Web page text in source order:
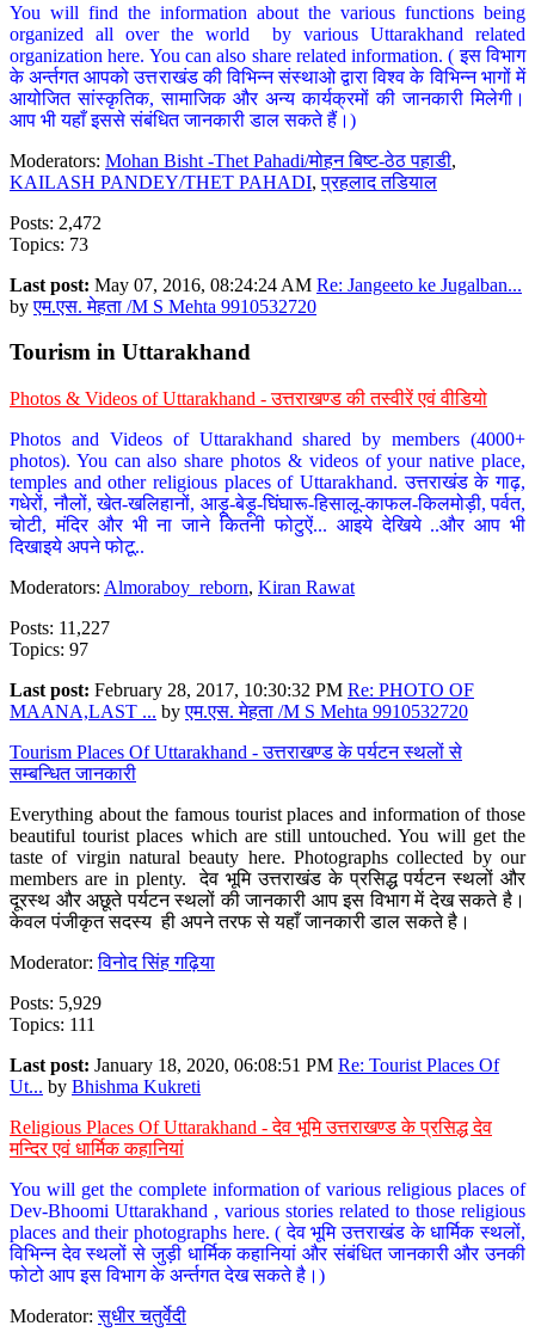
You will find the information about the various functions being
organized all over the world by various Uttarakhand related
organization here. You can also share related information. ( इस विभाग
के अर्न्तगत आपको उत्तराखंड की विभिन्न संस्थाओ द्वारा विश्व के विभिन्न भागों में
आयोजित सांस्कृतिक, सामाजिक और अन्य कार्यक्रमों की जानकारी मिलेगी।
आप भी यहाँ इससे संबंधित जानकारी डाल सकते हैं।)
Moderators: Mohan Bisht -Thet Pahadi/मोहन बिष्ट-ठेठ पहाडी,
KAILASH PANDEY/THET PAHADI,प्रहलाद तडियाल
Posts: 2,472
Topics: 73
Last post: May 07, 2016, 08:24:24 AM Re: Jangeeto ke Jugalban...
byएम.एस. मेहता /M S Mehta 9910532720
Tourism in Uttarakhand
Photos & Videos of Uttarakhand - उत्तराखण्ड की तस्वीरें एवं वीडियो
Photos and Videos of Uttarakhand shared by members (4000+
photos). You can also share photos & videos of your native place,
temples and other religious places of Uttarakhand. उत्तराखंड के गाढ़,
गधेरों, नौलों, खेत-खलिहानों, आड़ू-बेड़ू-घिंघारू-हिसालू-काफल-किलमोड़ी, पर्वत,
चोटी, मंदिर और भी ना जाने कितनी फोटुऐं... आइये देखिये ..और आप भी
दिखाइये अपने फोटू..
Moderators: Almoraboy_reborn, Kiran Rawat
Posts: 11,227
Topics: 97
Last post: February 28, 2017, 10:30:32 PM Re: PHOTO OF
MAANA,LAST ... byएम.एस. मेहता /M S Mehta 9910532720
Tourism Places Of Uttarakhand - उत्तराखण्ड के पर्यटन स्थलों से
सम्बन्धित जानकारी
Everything about the famous tourist places and information of those
beautiful tourist places which are still untouched. You will get the
taste of virgin natural beauty here. Photographs collected by our
members are in plenty. देव भूमि उत्तराखंड के प्रसिद्ध पर्यटन स्थलों और
दूरस्थ और अछूते पर्यटन स्थलों की जानकारी आप इस विभाग में देख सकते है।
केवल पंजीकृत सदस्य ही अपने तरफ से यहाँ जानकारी डाल सकते है।
Moderator:विनोद सिंह गढ़िया
Posts: 5,929
Topics: 111
Last post: January 18, 2020, 06:08:51 PM Re: Tourist Places Of
Ut... by Bhishma Kukreti
Religious Places Of Uttarakhand - देव भूमि उत्तराखण्ड के प्रसिद्ध देव
मन्दिर एवं धार्मिक कहानियां
You will get the complete information of various religious places of
Dev-Bhoomi Uttarakhand , various stories related to those religious
places and their photographs here. ( देव भूमि उत्तराखंड के धार्मिक स्थलों,
विभिन्न देव स्थलों से जुड़ी धार्मिक कहानियां और संबंधित जानकारी और उनकी
फोटो आप इस विभाग के अर्न्तगत देख सकते है।)
Moderator:सुधीर चतुर्वेदी